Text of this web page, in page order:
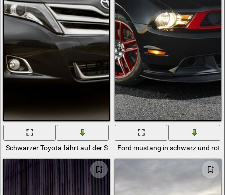
Schwarzer Toyota fährt auf der StraßeFord mustang in schwarz und rot